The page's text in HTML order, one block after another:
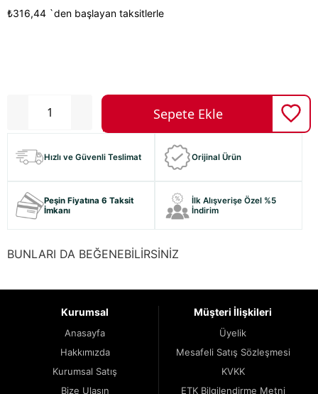
₺316,44 `den başlayan taksitlerle
Hızlı ve Güvenli Teslimat Orijinal Ürün
Peşin Fiyatına 6 Taksit
İmkanı
İlk Alışverişe Özel %5
İndirim
BUNLARI DA BEĞENEBİLİRSİNİZ
Kurumsal
Anasayfa
Hakkımızda
Kurumsal Satış
Bize Ulaşın
Müşteri İlişkileri
Üyelik
Mesafeli Satış Sözleşmesi
KVKK
ETK Bilgilendirme Metni